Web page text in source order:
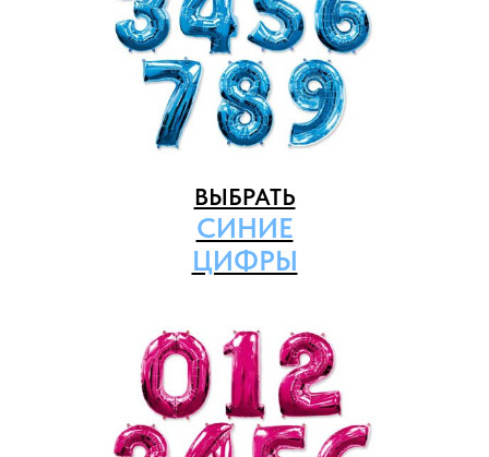
ВЫБРАТЬ
СИНИЕ
ЦИФРЫ